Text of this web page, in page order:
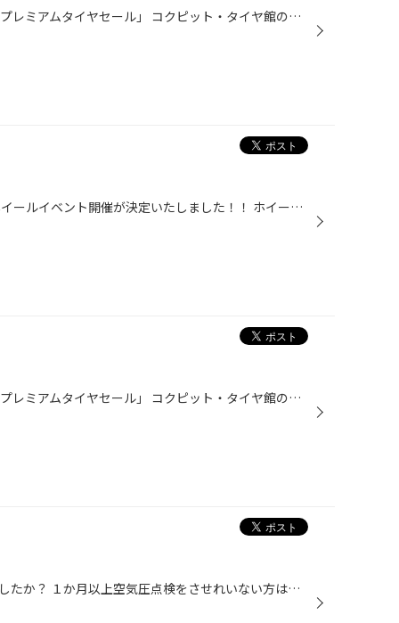
ご好評につき、追加開催中 「春のプレミアムタイヤセール」 コクピット・タイヤ館のアプリダウンロード、 タイヤ館公式LINEお友だち追加頂いた方全員に ブリヂストンのタイヤ割引クーポンをプレゼント！ プレミアムタイヤをお得にご購入頂けるチャンスです！ タイヤ館長崎でお待ちしております。 ☆☆...
昨年のイベントに引き続き！！ ホイールイベント開催が決定いたしました！！ ホイール業者協賛！！ 【ホイール大商談会】を開催いたします。 日程は ６/10(土)・６/11(日) ２日間 SSR・RAYS・WEDS・スフィアライトを予定しております。 普段あまり直接見ることのできない 各メーカーのホイールやLED...
ご好評につき、追加開催中 「春のプレミアムタイヤセール」 コクピット・タイヤ館のアプリダウンロード、 タイヤ館公式LINEお友だち追加頂いた方全員に ブリヂストンのタイヤ割引クーポンをプレゼント！ プレミアムタイヤをお得にご購入頂けるチャンスです！ タイヤ館長崎でお待ちしております。 ☆☆...
空気圧点検は最近ではいつされましたか？ １か月以上空気圧点検をさせれいない方は空気圧点検をしましょう！ 空気圧が不足していると ・燃費が悪くなる ・乗り心地が悪くなる ・走行性能の低下 ・耐荷重の低下 ・タイヤの寿命低下・パンクしやすくなる など．．．の症状から故障や事故などのトラブ...